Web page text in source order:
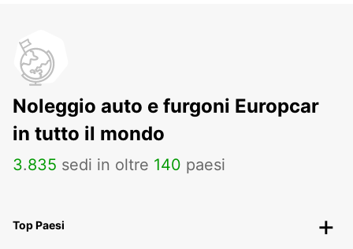
Noleggio auto e furgoni Europcar
in tutto il mondo
3.835 sedi in oltre 140 paesi
Top Paesi